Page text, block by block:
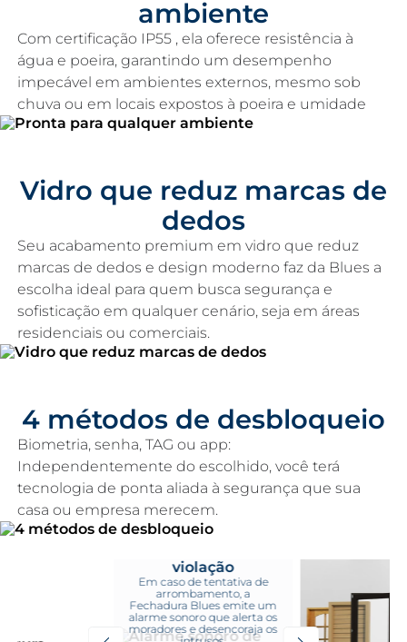
ambiente
Com certificação IP55 , ela oferece resistência à
água e poeira, garantindo um desempenho
impecável em ambientes externos, mesmo sob
chuva ou em locais expostos à poeira e umidade
Vidro que reduz marcas de
dedos
Seu acabamento premium em vidro que reduz
marcas de dedos e design moderno faz da Blues a
escolha ideal para quem busca segurança e
sofisticação em qualquer cenário, seja em áreas
residenciais ou comerciais.
4 métodos de desbloqueio
Biometria, senha, TAG ou app:
Independentemente do escolhido, você terá
tecnologia de ponta aliada à segurança que sua
casa ou empresa merecem.
violação
Em caso de tentativa de
arrombamento, a
Fechadura Blues emite um
alarme sonoro que alerta os
moradores e desencoraja os